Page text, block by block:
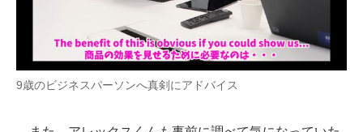
9歳のビジネスパーソンへ真剣にアドバイス